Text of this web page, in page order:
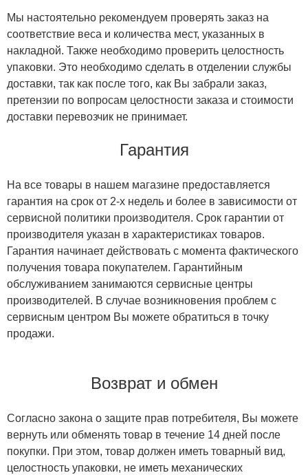
Мы настоятельно рекомендуем проверять заказ на
соответствие веса и количества мест, указанных в
накладной. Также необходимо проверить целостность
упаковки. Это необходимо сделать в отделении службы
доставки, так как после того, как Вы забрали заказ,
претензии по вопросам целостности заказа и стоимости
доставки перевозчик не принимает.
Гарантия
На все товары в нашем магазине предоставляется
гарантия на срок от 2-х недель и более в зависимости от
сервисной политики производителя. Срок гарантии от
производителя указан в характеристиках товаров.
Гарантия начинает действовать с момента фактического
получения товара покупателем. Гарантийным
обслуживанием занимаются сервисные центры
производителей. В случае возникновения проблем с
сервисным центром Вы можете обратиться в точку
продажи.
Возврат и обмен
Согласно закона о защите прав потребителя, Вы можете
вернуть или обменять товар в течение 14 дней после
покупки. При этом, товар должен иметь товарный вид,
целостность упаковки, не иметь механических